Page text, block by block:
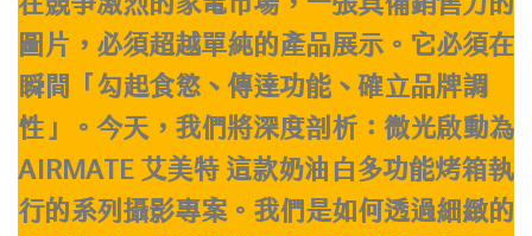
圖片，必須超越單純的產品展示。它必須在
瞬間「勾起食慾、傳達功能、確立品牌調
性」。今天，我們將深度剖析：微光啟動為
AIRMATE 艾美特 這款奶油白多功能烤箱執
行的系列攝影專案。我們是如何透過細緻的